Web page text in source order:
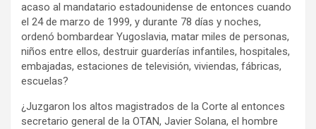
acaso al mandatario estadounidense de entonces cuando
el 24 de marzo de 1999, y durante 78 días y noches,
ordenó bombardear Yugoslavia, matar miles de personas,
niños entre ellos, destruir guarderías infantiles, hospitales,
embajadas, estaciones de televisión, viviendas, fábricas,
escuelas?
¿Juzgaron los altos magistrados de la Corte al entonces
secretario general de la OTAN, Javier Solana, el hombre